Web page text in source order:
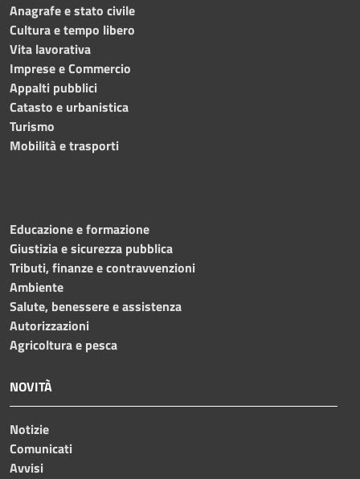
Anagrafe e stato civile
Cultura e tempo libero
Vita lavorativa
Imprese e Commercio
Appalti pubblici
Catasto e urbanistica
Turismo
Mobilità e trasporti
Educazione e formazione
Giustizia e sicurezza pubblica
Tributi, finanze e contravvenzioni
Ambiente
Salute, benessere e assistenza
Autorizzazioni
Agricoltura e pesca
NOVITÀ
Notizie
Comunicati
Avvisi